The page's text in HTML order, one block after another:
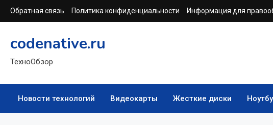
Перейти
к
Обратная связь Политика конфиденциальности Информация для
codenative.ru
ТехноОбзор
Новости технологий Видеокарты Жесткие диски